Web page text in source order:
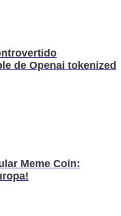
de Openai tokenized
Meme Coin: